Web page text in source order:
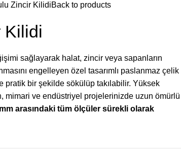
Zincir KilidiBack to products
Kilidi
sağlayarak halat, zincir veya sapanların
engelleyen özel tasarımlı paslanmaz çelik
pratik bir şekilde sökülüp takılabilir. Yüksek
mimari ve endüstriyel projelerinizde uzun ömürlü
arasındaki tüm ölçüler sürekli olarak